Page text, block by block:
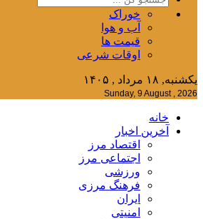
خوراک
آب و هوا
قیمت ها
اوقات شرعی
یکشنبه, ۱۸ مرداد , ۱۴۰۵
Sunday, 9 August , 2026
خانه
آخرین اخبار
اقتصاد مرز
اجتماعی مرز
ورزشی
فرهنگ مرزی
ایران
امنیتی